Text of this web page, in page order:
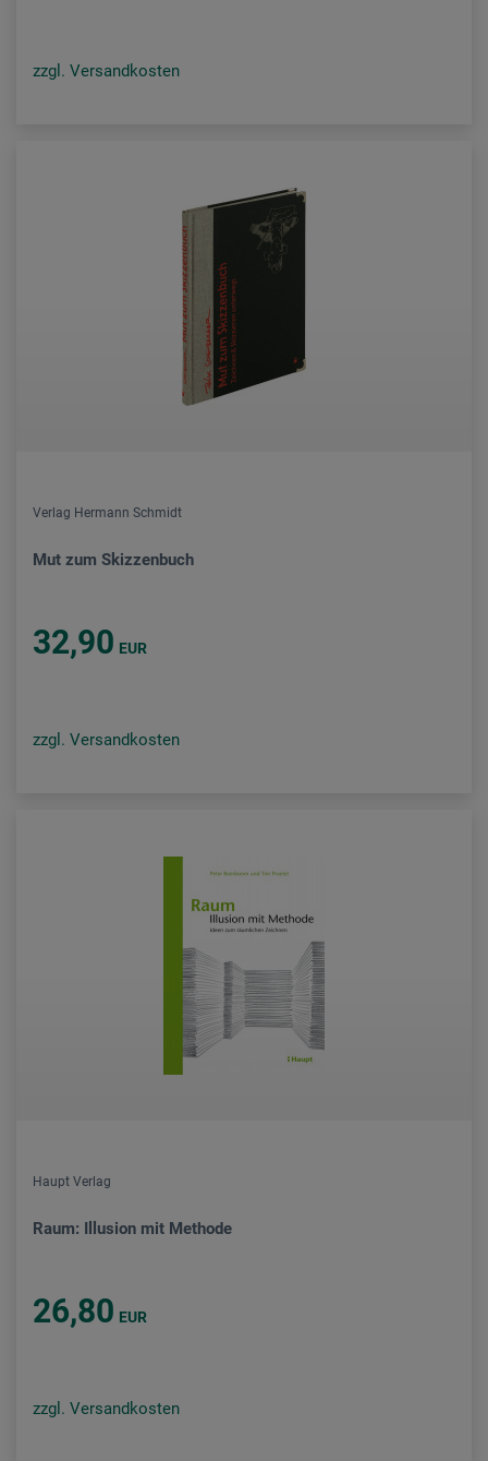
zzgl. Versandkosten
Verlag Hermann Schmidt
Mut zum Skizzenbuch
32,90 EUR
zzgl. Versandkosten
Haupt Verlag
Raum: Illusion mit Methode
26,80 EUR
zzgl. Versandkosten